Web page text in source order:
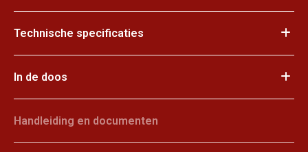
Technische specificaties
In de doos
Handleiding en documenten